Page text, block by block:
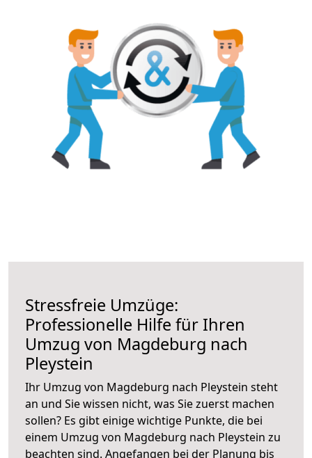
Stressfreie Umzüge:
Professionelle Hilfe für Ihren
Umzug von Magdeburg nach
Pleystein
Ihr Umzug von Magdeburg nach Pleystein steht
an und Sie wissen nicht, was Sie zuerst machen
sollen? Es gibt einige wichtige Punkte, die bei
einem Umzug von Magdeburg nach Pleystein zu
beachten sind. Angefangen bei der Planung bis